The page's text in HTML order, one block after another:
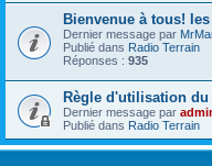
Bienvenue à tous!
Dernier message par
Publié dans Radio Terrain
Réponses : 935
Règle d'utilisation du
Dernier message par
Publié dans Radio Terrain